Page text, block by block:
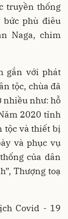
truyền thống
bức phù điêu
Naga, chim
gắn với phát
tộc, chùa đã
nhiều như: hỗ
2020 tỉnh
tộc và thiết bị
và phục vụ
của dân
Thượng toạ
Covid - 19